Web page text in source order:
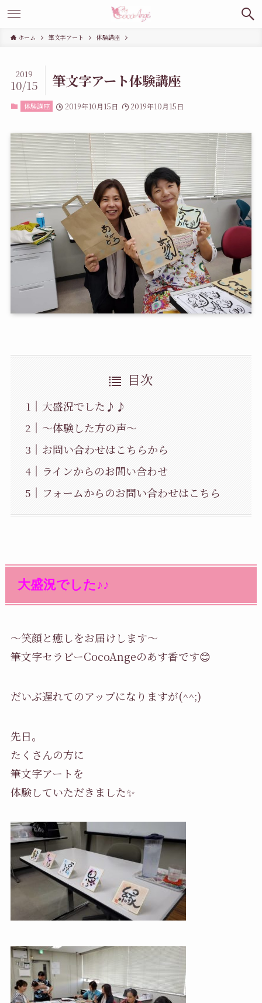
ホーム 筆文字アート 体験講座
筆文字アート体験講座
2019
10/15
体験講座 2019年10月15日 2019年10月15日
目次
大盛況でした♪♪
～体験した方の声～
お問い合わせはこちらから
ラインからのお問い合わせ
フォームからのお問い合わせはこちら
大盛況でした♪♪
～笑顔と癒しをお届けします～
筆文字セラピーCocoAngeのあす香です😊
だいぶ遅れてのアップになりますが(^^;)
先日。
たくさんの方に
筆文字アートを
体験していただきました✨